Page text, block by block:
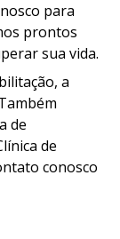
para
prontos
sua vida.
a
de
de
conosco